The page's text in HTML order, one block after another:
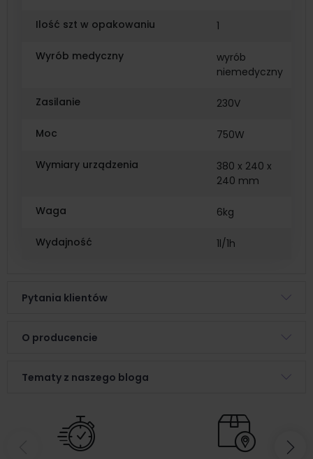
Ilość szt w opakowaniu 1
Wyrób medyczny
wyrób
niemedyczny
Zasilanie 230V
Moc 750W
Wymiary urządzenia
380 x 240 x
240 mm
Waga 6kg
Wydajność 1l/1h
Pytania klientów
O producencie
Tematy z naszego bloga